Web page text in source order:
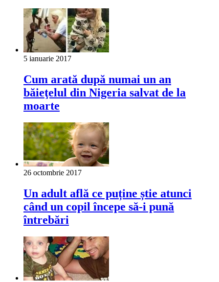
5 ianuarie 2017
Cum arată după numai un an
băieţelul din Nigeria salvat de la
moarte
26 octombrie 2017
Un adult află ce puține știe atunci
când un copil începe să-i pună
întrebări